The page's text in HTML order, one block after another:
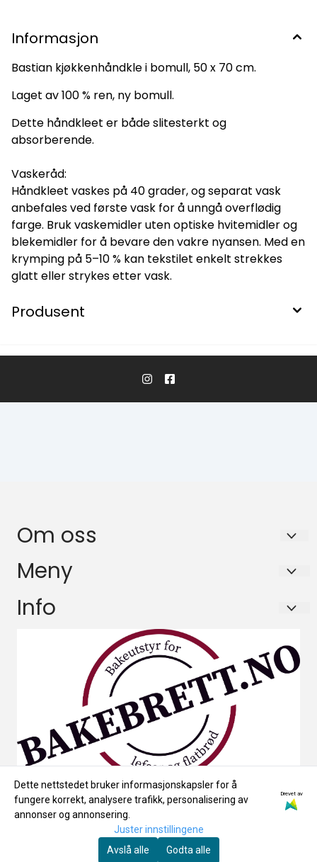
Informasjon
Bastian kjøkkenhåndkle i bomull, 50 x 70 cm.
Laget av 100 % ren, ny bomull.
Dette håndkleet er både slitesterkt og
absorberende.
Vaskeråd:
Håndkleet vaskes på 40 grader, og separat vask
anbefales ved første vask for å unngå overflødig
farge. Bruk vaskemidler uten optiske hvitemidler og
blekemidler for å bevare den vakre nyansen. Med en
krymping på 5–10 % kan tekstilet enkelt strekkes
glatt eller strykes etter vask.
Produsent
Om oss
HÆGELAND TREVAREFABRIKK AS
Gamle Kirkeveg 2
4720 HÆGELAND
firmapost@haegeland-trevare.no
Meny
Om oss
Info
Salgsbetingelser
Dette nettstedet bruker informasjonskapsler for å
fungere korrekt, analysere trafikk, personalisering av
annonser og annonsering.
Drevet av
Juster innstillingene
Avslå alle
Godta alle